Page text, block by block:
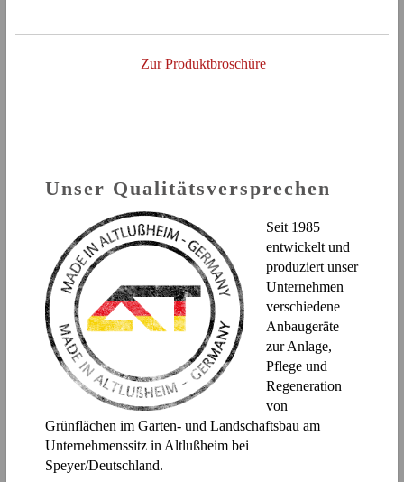
Zur Produktbroschüre
Unser Qualitätsversprechen
Seit 1985
entwickelt und
produziert unser
Unternehmen
verschiedene
Anbaugeräte
zur Anlage,
Pflege und
Regeneration
von
Grünflächen im Garten- und Landschaftsbau am
Unternehmenssitz in Altlußheim bei
Speyer/Deutschland.